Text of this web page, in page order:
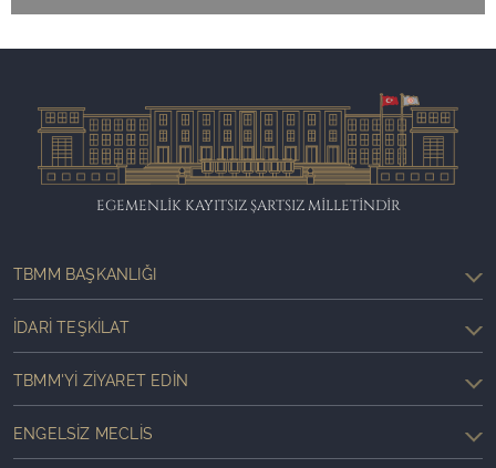
EGEMENLİK KAYITSIZ ŞARTSIZ MİLLETİNDİR
TBMM BAŞKANLIĞI
İDARI TEŞKILAT
TBMM'YI ZIYARET EDIN
ENGELSIZ MECLIS